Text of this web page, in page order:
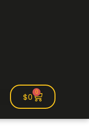
$0 0